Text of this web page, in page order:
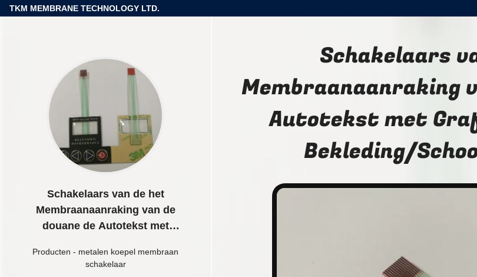
TKM MEMBRANE TECHNOLOGY LTD.
Schakelaars van de het
Membraanaanraking van de
douane de Autotekst met
Bekleding/Schoon Venster
Producten - metalen koepel membraan
schakelaar
Schakelaars
Membraanaanraking
Autotekst met
Bekleding/